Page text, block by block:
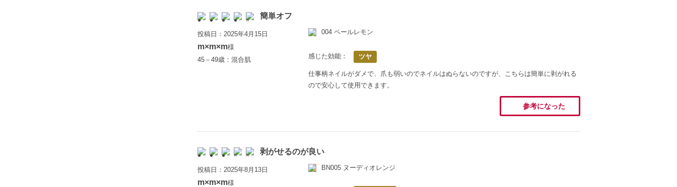
簡単オフ
投稿日：2025年4月15日
m×m×m様
45－49歳：混合肌
004 ペールレモン
感じた効能： ツヤ
仕事柄ネイルがダメで、爪も弱いのでネイルはぬらないのですが、こちらは簡単に剥がれる
ので安心して使用できます。
参考になった
剥がせるのが良い
投稿日：2025年8月13日
m×m×m様
BN005 ヌーディオレンジ